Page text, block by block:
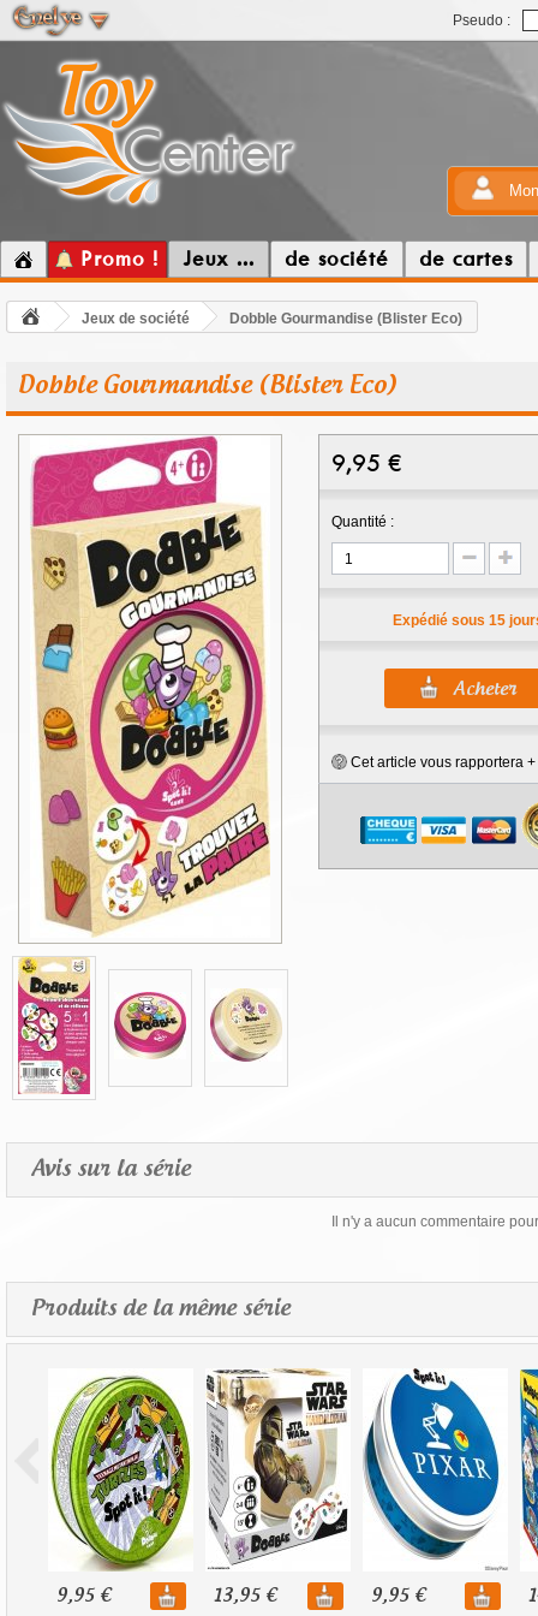
Pseudo :
Promo ! Jeux ... de société de cartes
Jeux de société Dobble Gourmandise (Blister Eco)
Dobble Gourmandise (Blister Eco)
9,95 €
Quantité :
Expédié sous 15
Cet article vous rapportera +
Avis sur la série
Il n'y a aucun commentaire
Produits de la même série
9,95 € 13,95 € 9,95 €